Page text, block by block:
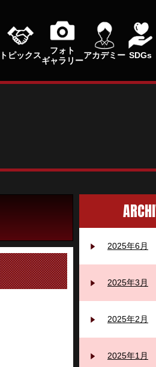
トピックス
フォト
ギャラリー
アカデミー SDGs
2025年6月
2025年3月
2025年2月
2025年1月